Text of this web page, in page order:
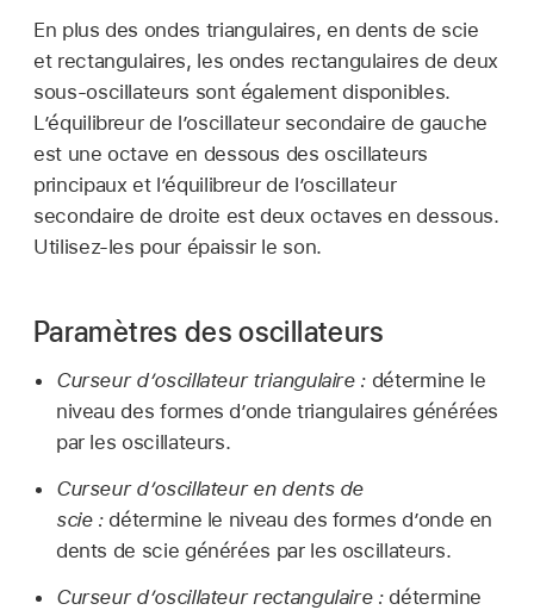
En plus des ondes triangulaires, en dents de scie
et rectangulaires, les ondes rectangulaires de deux
sous-oscillateurs sont également disponibles.
L’équilibreur de l’oscillateur secondaire de gauche
est une octave en dessous des oscillateurs
principaux et l’équilibreur de l’oscillateur
secondaire de droite est deux octaves en dessous.
Utilisez-les pour épaissir le son.
Paramètres des oscillateurs
Curseur d’oscillateur triangulaire : détermine le
niveau des formes d’onde triangulaires générées
par les oscillateurs.
Curseur d’oscillateur en dents de
scie :détermine le niveau des formes d’onde en
dents de scie générées par les oscillateurs.
Curseur d’oscillateur rectangulaire :détermine